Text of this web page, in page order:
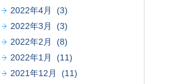
2022年4月 (3)
2022年3月 (3)
2022年2月 (8)
2022年1月 (11)
2021年12月 (11)